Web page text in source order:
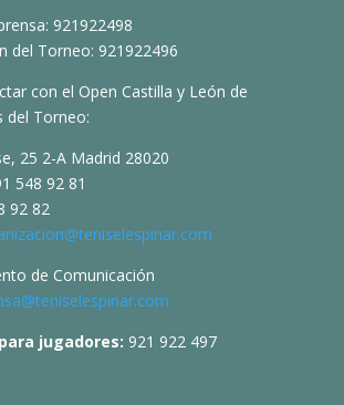
921922498
del Torneo: 921922496
con el Open Castilla y León de
del Torneo:
25 2-A Madrid 28020
548 92 81
92 82
de Comunicación
jugadores: 921 922 497